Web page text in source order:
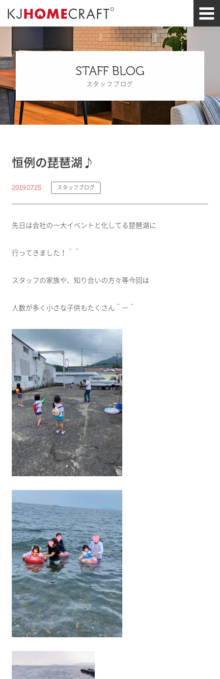
STAFF BLOG
スタッフブログ
恒例の琵琶湖♪
2019.07.25 スタッフブログ
先日は会社の一大イベントと化してる琵琶湖に
行ってきました！＾＾
スタッフの家族や、知り合いの方々等今回は
人数が多く小さな子供もたくさん＾－＾